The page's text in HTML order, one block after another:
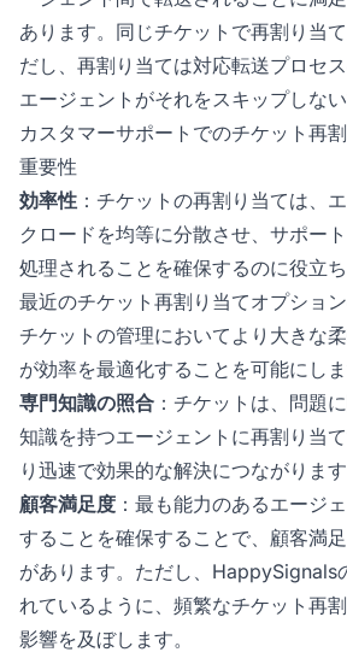
あります。同じチケットで再割り当
だし、再割り当ては対応転送プロセ
エージェントがそれをスキップしな
カスタマーサポートでのチケット再
重要性
効率性 ：チケットの再割り当ては、
クロードを均等に分散させ、サポー
処理されることを確保するのに役立
最近のチケット再割り当てオプショ
チケットの管理においてより大きな
が効率を最適化することを可能にしま
専門知識の照合 ：チケットは、問題
知識を持つエージェントに再割り当
り迅速で効果的な解決につながります
顧客満足度 ：最も能力のあるエージ
することを確保することで、顧客満
があります。ただし、HappySignals
れているように、頻繁なチケット再
影響を及ぼします。